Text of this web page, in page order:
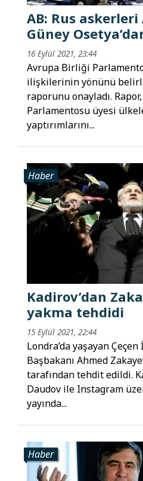
AB: Rus
Güney
16 Eylül 2021, 23:44
Avrupa Birliği
ilişkilerinin yönünü
raporunu onayladı.
Parlamentosu üyesi
yaptırımlarını...
Haber
Kadirov’dan
yakma tehdidi
15 Eylül 2021, 22:44
Londra’da yaşayan
Başbakanı Ahmed
tarafından tehdit edildi.
Daudov ile Instagram
yayında...
Haber